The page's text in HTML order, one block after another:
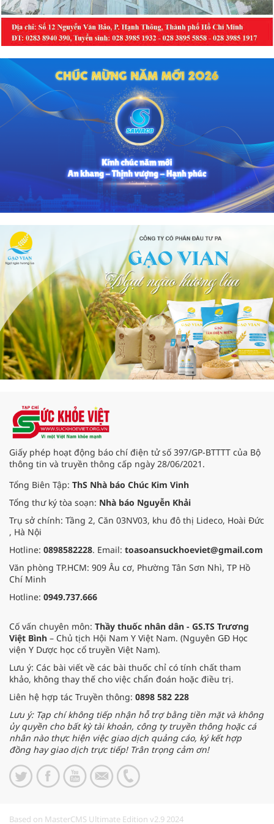
Giấy phép hoạt động báo chí điện tử số 397/GP-BTTTT của Bộ
thông tin và truyền thông cấp ngày 28/06/2021.
Tổng Biên Tập: ThS Nhà báo Chúc Kim Vinh
Tổng thư ký tòa soạn: Nhà báo Nguyễn Khải
Trụ sở chính: Tầng 2, Căn 03NV03, khu đô thị Lideco, Hoài Đức
, Hà Nội
Hotline: 0898582228. Email: toasoansuckhoeviet@gmail.com
Văn phòng TP.HCM: 909 Âu cơ, Phường Tân Sơn Nhì, TP Hồ
Chí Minh
Hotline: 0949.737.666
Cố vấn chuyên môn: Thầy thuốc nhân dân - GS.TS Trương
Việt Bình – Chủ tịch Hội Nam Y Việt Nam. (Nguyên GĐ Học
viện Y Dược học cổ truyền Việt Nam).
Lưu ý: Các bài viết về các bài thuốc chỉ có tính chất tham
khảo, không thay thế cho việc chẩn đoán hoặc điều trị.
Liên hệ hợp tác Truyền thông: 0898 582 228
Lưu ý: Tạp chí không tiếp nhận hỗ trợ bằng tiền mặt và không
ủy quyền cho bất kỳ tài khoản, công ty truyền thông hoặc cá
nhân nào thực hiện việc giao dịch quảng cáo, ký kết hợp
đồng hay giao dịch trực tiếp! Trân trọng cảm ơn!
Based on MasterCMS Ultimate Edition v2.9 2024